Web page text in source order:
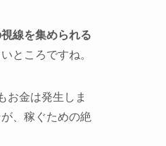
線を集められる
ところですね。
お金は発生しま
、稼ぐための絶